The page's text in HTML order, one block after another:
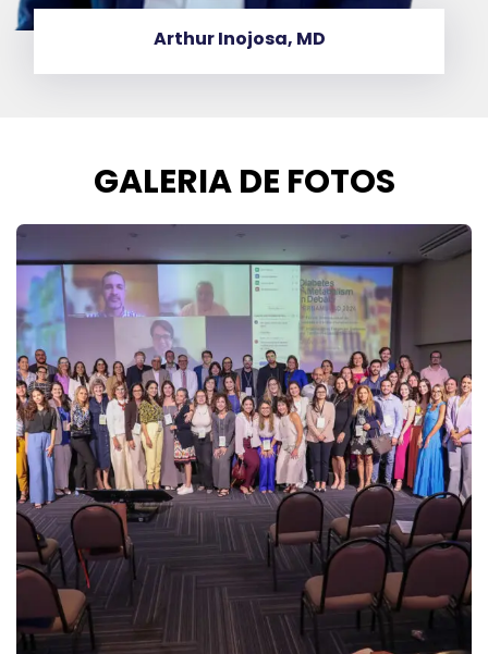
Cristina Bandeira, MD
GALERIA DE FOTOS